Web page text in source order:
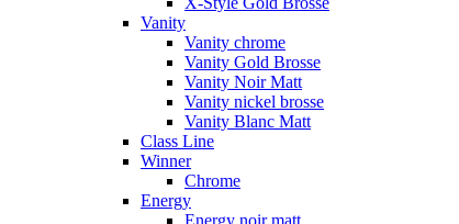
Vanity
Vanity chrome
Vanity Gold Brosse
Vanity Noir Matt
Vanity nickel brosse
Vanity Blanc Matt
Class Line
Winner
Chrome
Energy